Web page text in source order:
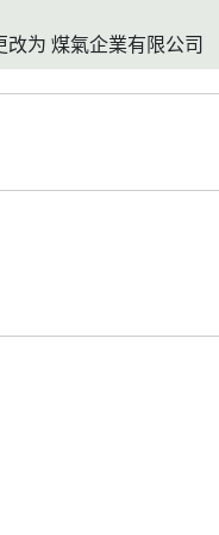
改为 煤氣企業有限公司